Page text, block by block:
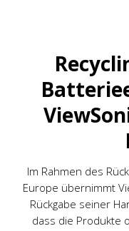
Im Rahmen des
Europe übernimmt
Rückgabe seiner
dass die Produkte